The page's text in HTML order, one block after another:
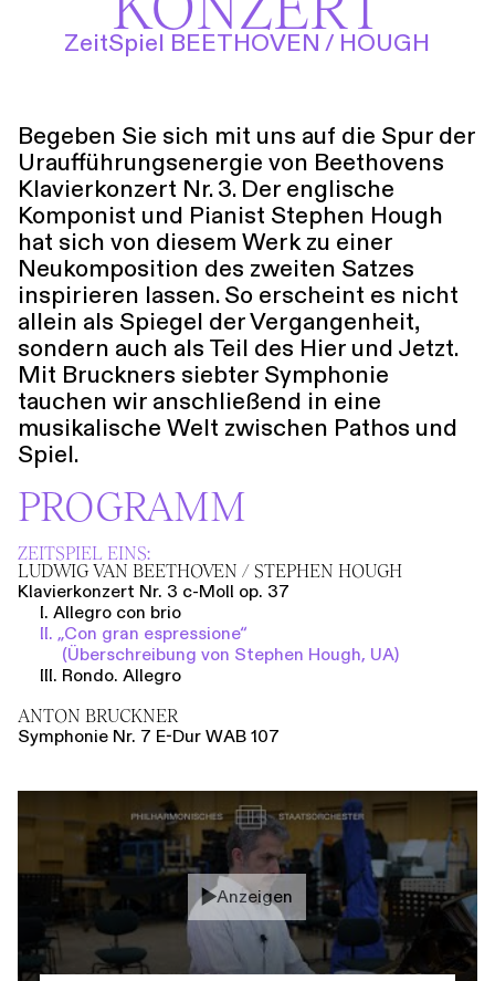
Führungen Jobs Kontakt
ZeitSpiel BEETHOVEN / HOUGH
Begeben Sie sich mit uns auf die Spur der
Uraufführungsenergie von Beethovens
Klavierkonzert Nr. 3. Der englische
Komponist und Pianist Stephen Hough
hat sich von diesem Werk zu einer
Neukomposition des zweiten Satzes
inspirieren lassen. So erscheint es nicht
allein als Spiegel der Vergangenheit,
sondern auch als Teil des Hier und Jetzt.
Mit Bruckners siebter Symphonie
tauchen wir anschließend in eine
musikalische Welt zwischen Pathos und
Spiel.
PROGRAMM
ZEITSPIEL EINS:
LUDWIG VAN BEETHOVEN / STEPHEN HOUGH
Klavierkonzert Nr. 3 c-Moll op. 37
I. Allegro con brio
II. „Con gran espressione“
(Überschreibung von Stephen Hough, UA)
III. Rondo. Allegro
ANTON BRUCKNER
Symphonie Nr. 7 E-Dur WAB 107
Anzeigen